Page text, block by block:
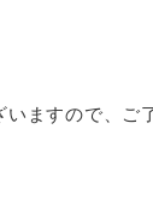
ますので、ご